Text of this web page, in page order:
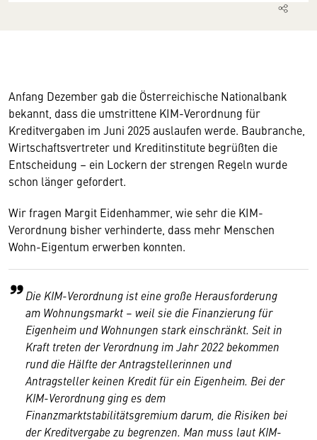
Anfang Dezember gab die Österreichische Nationalbank
bekannt, dass die umstrittene KIM-Verordnung für
Kreditvergaben im Juni 2025 auslaufen werde. Baubranche,
Wirtschaftsvertreter und Kreditinstitute begrüßten die
Entscheidung – ein Lockern der strengen Regeln wurde
schon länger gefordert.
Wir fragen Margit Eidenhammer, wie sehr die KIM-
Verordnung bisher verhinderte, dass mehr Menschen
Wohn-Eigentum erwerben konnten.
Die KIM-Verordnung ist eine große Herausforderung
am Wohnungsmarkt – weil sie die Finanzierung für
Eigenheim und Wohnungen stark einschränkt. Seit in
Kraft treten der Verordnung im Jahr 2022 bekommen
rund die Hälfte der Antragstellerinnen und
Antragsteller keinen Kredit für ein Eigenheim. Bei der
KIM-Verordnung ging es dem
Finanzmarktstabilitätsgremium darum, die Risiken bei
der Kreditvergabe zu begrenzen. Man muss laut KIM-